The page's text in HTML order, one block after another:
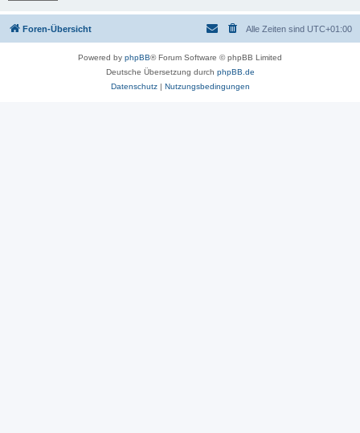
Foren-Übersicht Alle Zeiten sind UTC+01:00
Powered by phpBB® Forum Software © phpBB Limited
Deutsche Übersetzung durch phpBB.de
Datenschutz| Nutzungsbedingungen